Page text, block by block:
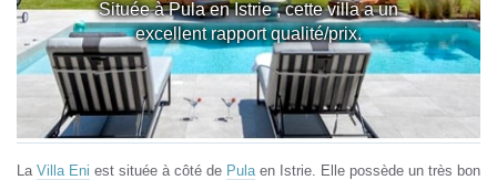
Située à Pula en Istrie , cette villa a un
excellent rapport qualité/prix.
La Villa Eni est située à côté de Pula en Istrie. Elle possède un très bon